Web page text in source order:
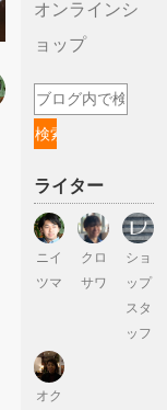
オンラインシ
ョップ
ライター
ニイ
ツマ
クロ
サワ
ショ
ップ
スタ
ッフ
オク